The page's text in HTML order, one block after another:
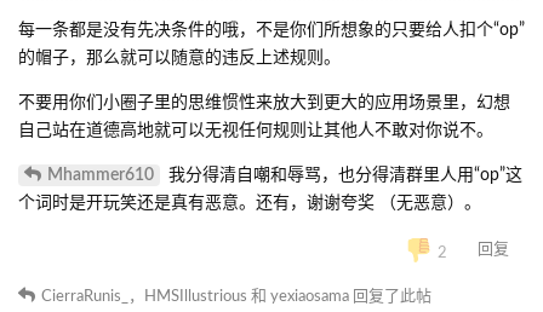
每一条都是没有先决条件的哦，不是你们所想象的只要给人扣个“op”
的帽子，那么就可以随意的违反上述规则。
不要用你们小圈子里的思维惯性来放大到更大的应用场景里，幻想
自己站在道德高地就可以无视任何规则让其他人不敢对你说不。
Mhammer610
我分得清自嘲和辱骂，也分得清群里人用“op”这
个词时是开玩笑还是真有恶意。还有，谢谢夸奖 （无恶意）。
2 回复
CierraRunis_ ， HMSIllustrious 和 yexiaosama 回复了此帖